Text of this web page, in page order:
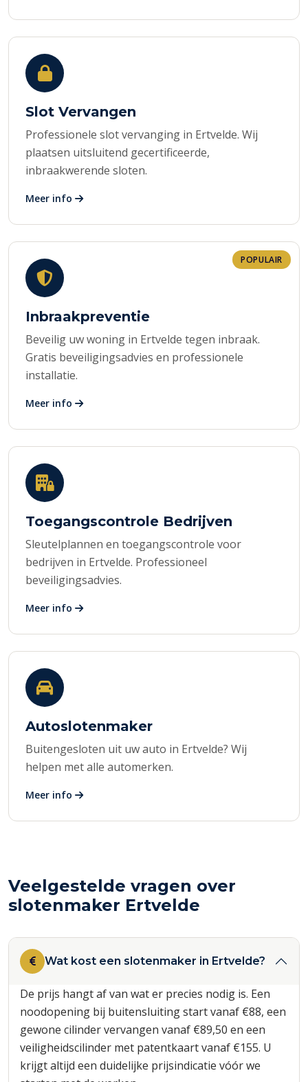
Slot Vervangen
Professionele slot vervanging in Ertvelde. Wij
plaatsen uitsluitend gecertificeerde,
inbraakwerende sloten.
Meer info
POPULAIR
Inbraakpreventie
Beveilig uw woning in Ertvelde tegen inbraak.
Gratis beveiligingsadvies en professionele
installatie.
Meer info
Toegangscontrole Bedrijven
Sleutelplannen en toegangscontrole voor
bedrijven in Ertvelde. Professioneel
beveiligingsadvies.
Meer info
Autoslotenmaker
Buitengesloten uit uw auto in Ertvelde? Wij
helpen met alle automerken.
Meer info
Veelgestelde vragen over
slotenmaker Ertvelde
Wat kost een slotenmaker in Ertvelde?
De prijs hangt af van wat er precies nodig is. Een
noodopening bij buitensluiting start vanaf €88, een
gewone cilinder vervangen vanaf €89,50 en een
veiligheidscilinder met patentkaart vanaf €155. U
krijgt altijd een duidelijke prijsindicatie vóór we